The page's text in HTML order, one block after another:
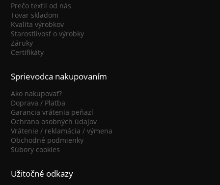
Prečo textil od nás
Tovar skladom
Kvalita výrobkov
Starostlivosť o výrobky
Záruky
Certifikáty
Sprievodca nakupovaním
Ako nakupovať?
Doprava / Platba
Garancia vrátenia peňazí
Ochrana osobných údajov
Vrátenie / reklamácia / výmena
Obchodné podmienky
Súbory cookies
Užitočné odkazy